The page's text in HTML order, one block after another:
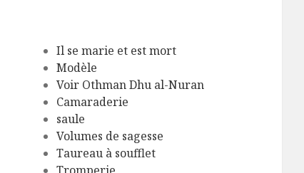
Il se marie et est mort
Modèle
Voir Othman Dhu al-Nuran
Camaraderie
saule
Volumes de sagesse
Taureau à soufflet